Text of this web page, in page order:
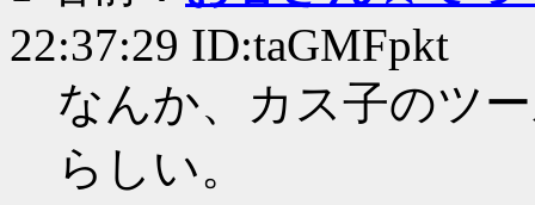
22:37:29 ID:taGMFpkt
なんか、カス子のツ
らしい。